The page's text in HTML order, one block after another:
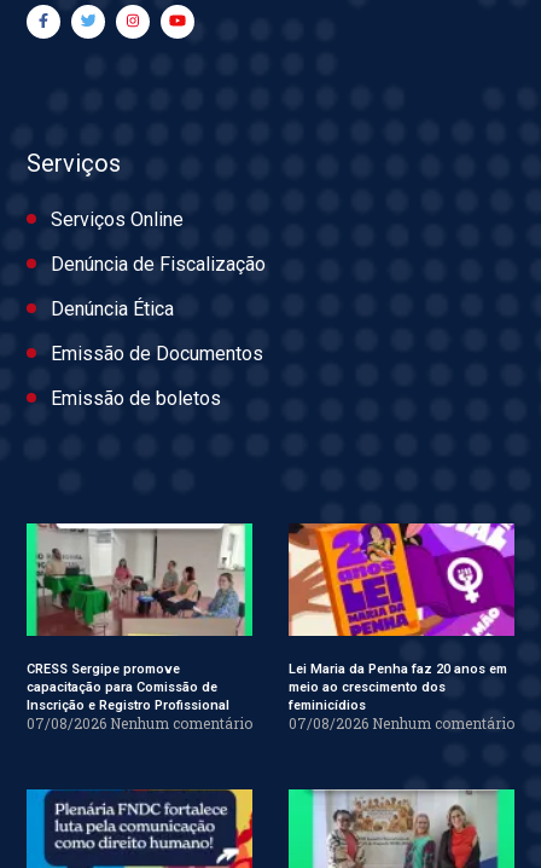
Serviços
Serviços Online
Denúncia de Fiscalização
Denúncia Ética
Emissão de Documentos
Emissão de boletos
CRESS Sergipe promove
capacitação para Comissão de
Inscrição e Registro Profissional
07/08/2026 Nenhum comentário
Lei Maria da Penha faz 20 anos em
meio ao crescimento dos
feminicídios
07/08/2026 Nenhum comentário